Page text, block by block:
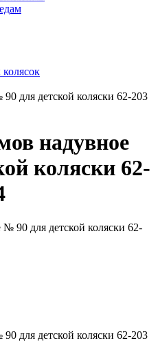
колясок
для детской коляски 62-203
надувное
коляски 62-
для детской коляски 62-203